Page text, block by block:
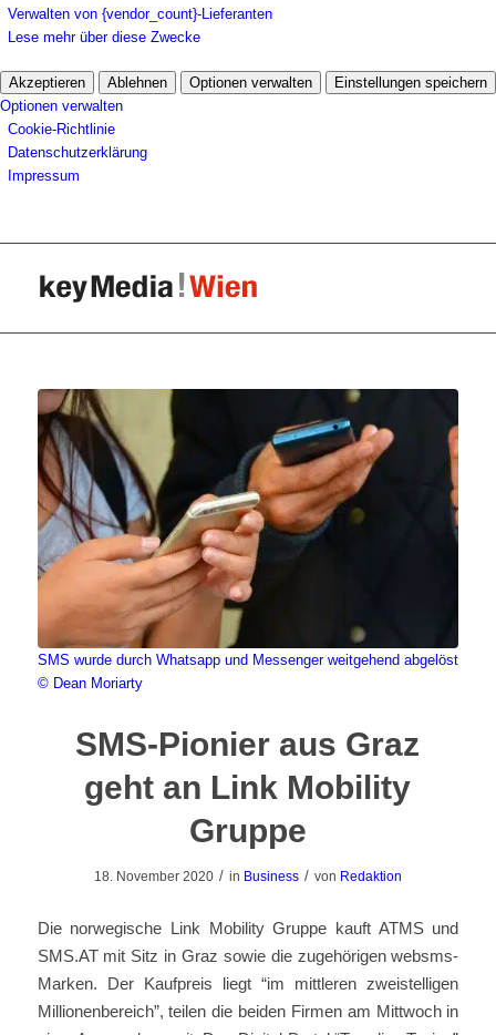
Verwalten von {vendor_count}-Lieferanten
Lese mehr über diese Zwecke
Akzeptieren Ablehnen Optionen verwalten
Einstellungen speichern
Optionen verwalten
Cookie-Richtlinie
Datenschutzerklärung
Impressum
SMS wurde durch Whatsapp und Messenger weitgehend abgelöst
© Dean Moriarty
SMS-Pionier aus Graz
geht an Link Mobility
Gruppe
18. November 2020 / in Business / von Redaktion
Die norwegische Link Mobility Gruppe kauft ATMS und
SMS.AT mit Sitz in Graz sowie die zugehörigen websms-
Marken. Der Kaufpreis liegt “im mittleren zweistelligen
Millionenbereich”, teilen die beiden Firmen am Mittwoch in